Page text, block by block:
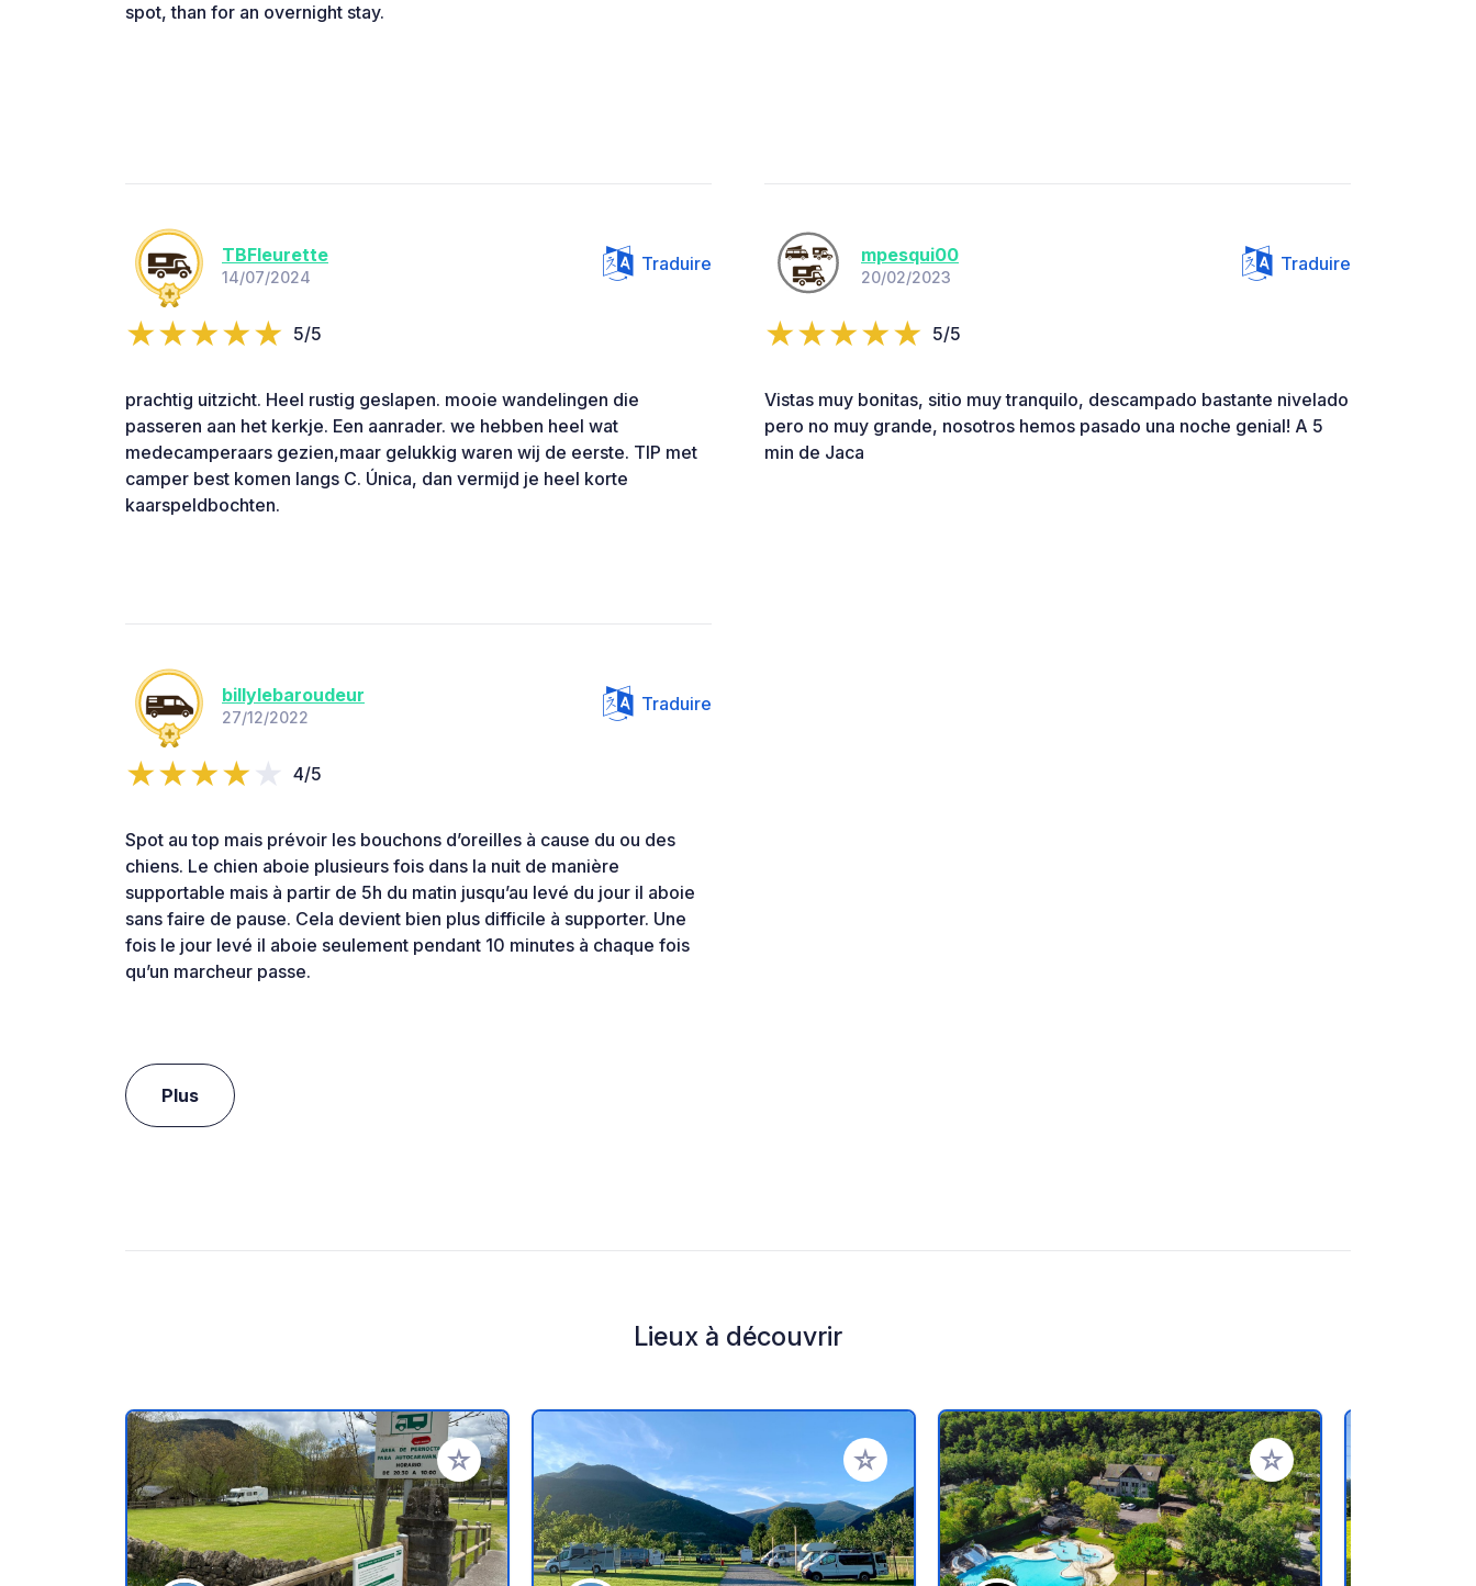
spot, than for an overnight stay.
TBFleurette
14/07/2024
Traduire
5/5
prachtig uitzicht. Heel rustig geslapen. mooie wandelingen die
passeren aan het kerkje. Een aanrader. we hebben heel wat
medecamperaars gezien,maar gelukkig waren wij de eerste. TIP met
camper best komen langs C. Única, dan vermijd je heel korte
kaarspeldbochten.
mpesqui00
20/02/2023
Traduire
5/5
Vistas muy bonitas, sitio muy tranquilo, descampado bastante nivelado
pero no muy grande, nosotros hemos pasado una noche genial! A 5
min de Jaca
billylebaroudeur
27/12/2022
Traduire
4/5
Spot au top mais prévoir les bouchons d’oreilles à cause du ou des
chiens. Le chien aboie plusieurs fois dans la nuit de manière
supportable mais à partir de 5h du matin jusqu’au levé du jour il aboie
sans faire de pause. Cela devient bien plus difficile à supporter. Une
fois le jour levé il aboie seulement pendant 10 minutes à chaque fois
qu’un marcheur passe.
Plus
Lieux à découvrir
Ajouter à vos favoris Ajouter à vos favoris Ajouter à vos favoris